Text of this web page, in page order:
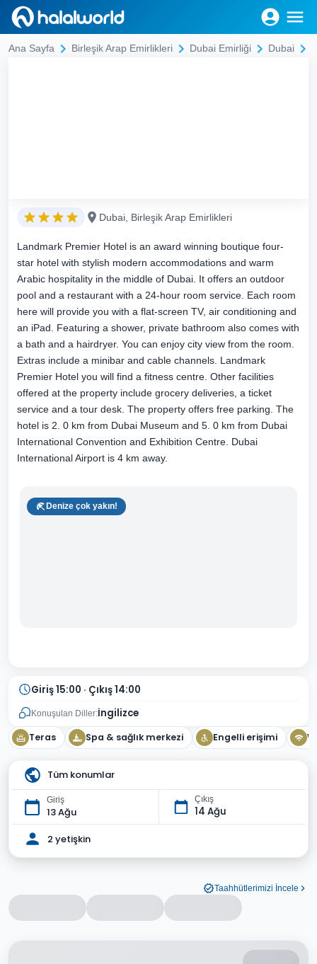
Ana Sayfa Birleşik Arap Emirlikleri Dubai Emirliği Dubai
Dubai, Birleşik Arap Emirlikleri
Landmark Premier Hotel is an award winning boutique four-
star hotel with stylish modern accommodations and warm
Arabic hospitality in the middle of Dubai. It offers an outdoor
pool and a restaurant with a 24-hour room service. Each room
here will provide you with a flat-screen TV, air conditioning and
an iPad. Featuring a shower, private bathroom also comes with
a bath and a hairdryer. You can enjoy city view from the room.
Extras include a minibar and cable channels. Landmark
Premier Hotel you will find a fitness centre. Other facilities
offered at the property include grocery deliveries, a ticket
service and a tour desk. The property offers free parking. The
hotel is 2. 0 km from Dubai Museum and 5. 0 km from Dubai
International Convention and Exhibition Centre. Dubai
International Airport is 4 km away.
Denize çok yakın!
Giriş 15:00 · Çıkış 14:00
Konuşulan Diller:İngilizce
Teras Spa & sağlık merkezi Engelli erişimi
Tüm konumlar
Giriş
13 Ağu
Çıkış
14 Ağu
2 yetişkin
Taahhütlerimizi İncele